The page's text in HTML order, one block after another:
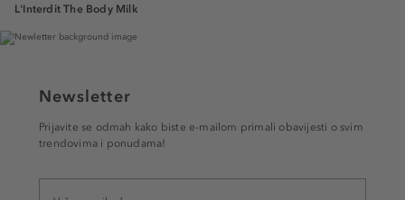
L'Interdit The Body Milk
Newsletter
Prijavite se odmah kako biste e-mailom primali obavijesti o svim
trendovima i ponudama!